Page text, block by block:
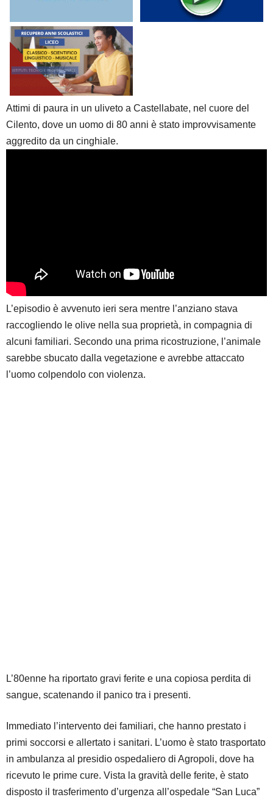
Attimi di paura in un uliveto a Castellabate, nel cuore del
Cilento, dove un uomo di 80 anni è stato improvvisamente
aggredito da un cinghiale.
L’episodio è avvenuto ieri sera mentre l’anziano stava
raccogliendo le olive nella sua proprietà, in compagnia di
alcuni familiari. Secondo una prima ricostruzione, l’animale
sarebbe sbucato dalla vegetazione e avrebbe attaccato
l’uomo colpendolo con violenza.
L’80enne ha riportato gravi ferite e una copiosa perdita di
sangue, scatenando il panico tra i presenti.
Immediato l’intervento dei familiari, che hanno prestato i
primi soccorsi e allertato i sanitari. L’uomo è stato trasportato
in ambulanza al presidio ospedaliero di Agropoli, dove ha
ricevuto le prime cure. Vista la gravità delle ferite, è stato
disposto il trasferimento d’urgenza all’ospedale “San Luca”